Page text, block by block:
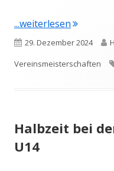
...weiterlesen"DVM
Veröffentlicht
am
29. Dezember 2024
Vereinsmeisterschaften
Halbzeit bei
U14